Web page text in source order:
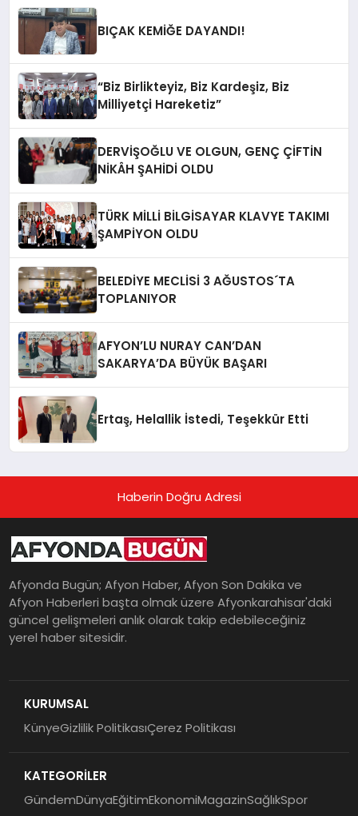
BIÇAK KEMİĞE DAYANDI!
“Biz Birlikteyiz, Biz Kardeşiz, Biz
Milliyetçi Hareketiz”
DERVİŞOĞLU VE OLGUN, GENÇ ÇİFTİN
NİKÂH ŞAHİDİ OLDU
TÜRK MİLLİ BİLGİSAYAR KLAVYE TAKIMI
ŞAMPİYON OLDU
BELEDİYE MECLİSİ 3 AĞUSTOS´TA
TOPLANIYOR
AFYON’LU NURAY CAN’DAN
SAKARYA’DA BÜYÜK BAŞARI
Ertaş, Helallik İstedi, Teşekkür Etti
Haberin Doğru Adresi
Afyonda Bugün; Afyon Haber, Afyon Son Dakika ve
Afyon Haberleri başta olmak üzere Afyonkarahisar'daki
güncel gelişmeleri anlık olarak takip edebileceğiniz
yerel haber sitesidir.
KURUMSAL
KünyeGizlilik PolitikasıÇerez Politikası
KATEGORİLER
GündemDünyaEğitimEkonomiMagazinSağlıkSpor